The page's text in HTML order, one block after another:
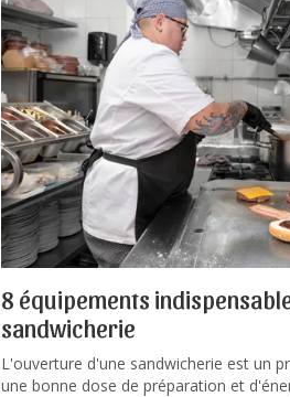
8 équipements
sandwicherie
L'ouverture d'une sandwicherie est un
une bonne dose de préparation et